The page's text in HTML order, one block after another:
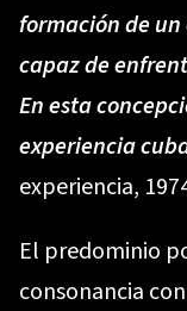
formación de
capaz de
En esta
experiencia
experiencia,
El predominio
consonancia